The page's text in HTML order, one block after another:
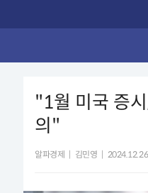
"1월 미국 증
의"
알파경제 김민영 2024.12.26